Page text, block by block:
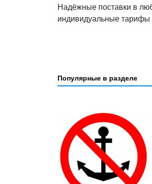
Надёжные поставки в
индивидуальные
Популярные в разделе